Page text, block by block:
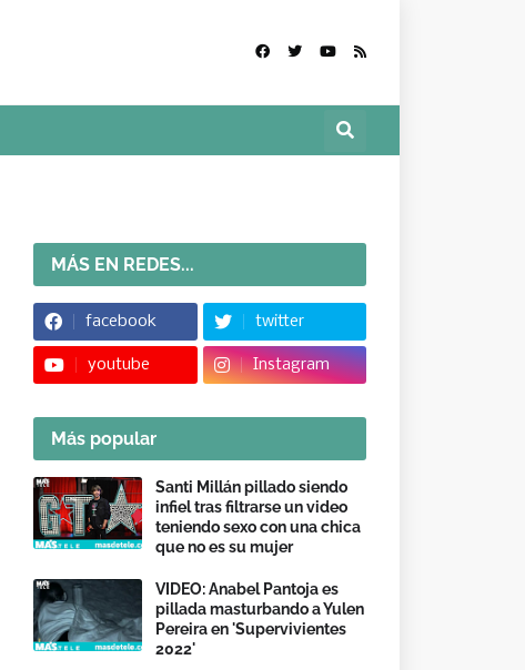
MÁS EN REDES...
facebook twitter
youtube Instagram
Más popular
Santi Millán pillado siendo
infiel tras filtrarse un video
teniendo sexo con una chica
que no es su mujer
VIDEO: Anabel Pantoja es
pillada masturbando a Yulen
Pereira en 'Supervivientes
2022'